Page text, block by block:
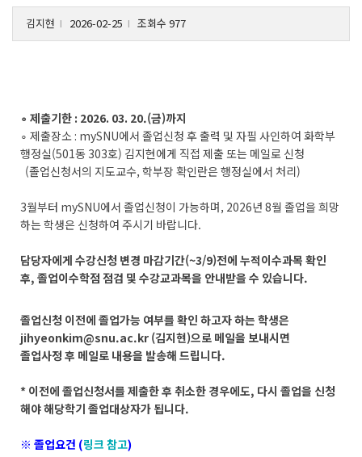
김지현 2026-02-25 조회수 977
∘ 제출기한 : 2026. 03. 20.(금)까지
∘ 제출장소 : mySNU에서 졸업신청 후 출력 및 자필 사인하여 화학부
행정실(501동 303호) 김지현에게 직접 제출 또는 메일로 신청
(졸업신청서의 지도교수, 학부장 확인란은 행정실에서 처리)
3월부터 mySNU에서 졸업신청이 가능하며, 2026년 8월 졸업을 희망
하는 학생은 신청하여 주시기 바랍니다.
담당자에게 수강신청 변경 마감기간(~3/9)전에 누적이수과목 확인
후, 졸업이수학점 점검 및 수강교과목을 안내받을 수 있습니다.
졸업신청 이전에 졸업가능 여부를 확인 하고자 하는 학생은
jihyeonkim@snu.ac.kr (김지현)으로 메일을 보내시면
졸업사정 후 메일로 내용을 발송해 드립니다.
* 이전에 졸업신청서를 제출한 후 취소한 경우에도, 다시 졸업을 신청
해야 해당학기 졸업대상자가 됩니다.
※ 졸업요건 (링크 참고)